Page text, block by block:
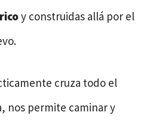
y construidas allá por el
cruza todo el
nos permite caminar y